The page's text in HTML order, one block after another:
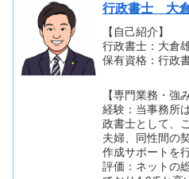
行政書士 大
【自己紹介】
行政書士：大倉
保有資格：行政
【専門業務・強み
経験：当事務所
政書士として、
夫婦、同性間の
作成サポートを
評価：ネットの